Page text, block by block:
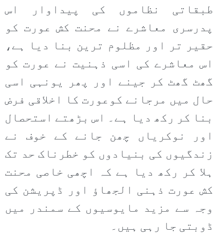
طبقاتی نظاموں کی پیداوار اس
پدرسری معاشرے نے محنت کش عورت کو
حقیر تر اور مظلوم ترین بنا دیا ہے،
اس معاشرے کی اسی ذہنیت نے عورت کو
گھٹ گھٹ کر جینے اور پھر یونہی اسی
حال میں مرجانے کوعورت کا اخلاقی فرض
بنا کر رکھ دیا ہے۔ اس بڑھتے استحصال
اور نوکریاں چھن جانے کے خوف نے
زندگیوں کی بنیادوں کو خطرناک حد تک
ہلا کر رکھ دیا ہے کہ اچھی خاصی محنت
کش عورت ذہنی الجھاؤ اور ڈپریشن کی
وجہ سے مزید مایوسیوں کے سمندر میں
ڈوبتی جا رہی ہیں۔